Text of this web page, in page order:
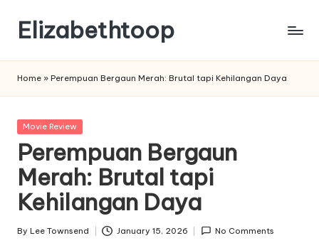
content
Elizabethtoop
Home » Perempuan Bergaun Merah: Brutal tapi Kehilangan Daya
Posted
Movie Review
Perempuan Bergaun
Merah: Brutal tapi
Kehilangan Daya
Posted
By Lee Townsend January 15, 2026 No Comments